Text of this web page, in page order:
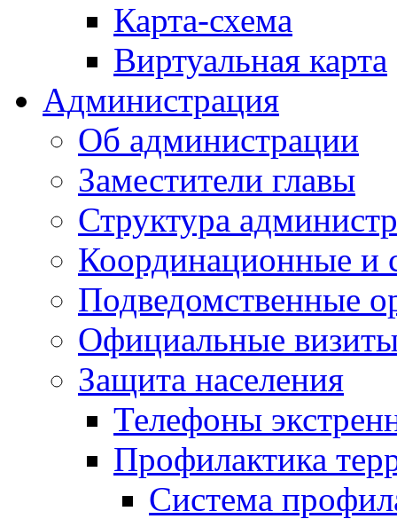
Карта-схема
Виртуальная карта
Администрация
Об администрации
Заместители главы
Структура
Координационные и
Подведомственные
Официальные
Защита населения
Телефоны
Профилактика
Система